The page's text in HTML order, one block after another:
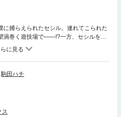
に捕らえられたセシル。連れてこられた
渦巻く遊技場で――!?一方、セシルを捜
け取った贈り物から、一連の事件にマー
付く。彼はセシルの身を案じ、直接伯爵
を追いながら、愛も深まる第4巻♡
駒田ハチ
ス